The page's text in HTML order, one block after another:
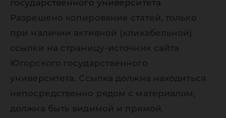
государственного университета
Разрешено копирование статей, только
при наличии активной (кликабельной)
ссылки на страницу-источник сайта
Югорского государственного
университета. Ссылка должна находиться
непосредственно рядом с материалом,
должна быть видимой и прямой.